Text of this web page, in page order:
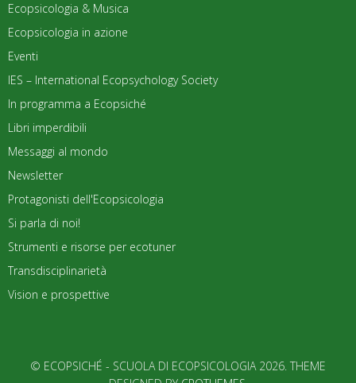
Ecopsicologia & Musica
Ecopsicologia in azione
Eventi
IES – International Ecopsychology Society
In programma a Ecopsiché
Libri imperdibili
Messaggi al mondo
Newsletter
Protagonisti dell'Ecopsicologia
Si parla di noi!
Strumenti e risorse per ecotuner
Transdisciplinarietà
Vision e prospettive
© ECOPSICHÉ - SCUOLA DI ECOPSICOLOGIA 2026. THEME